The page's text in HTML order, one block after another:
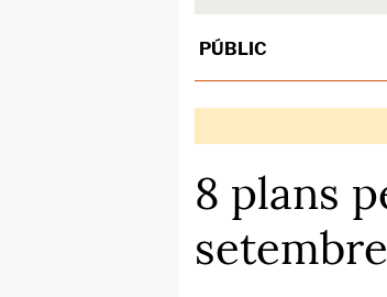
PÚBLIC
8 plans
setembre